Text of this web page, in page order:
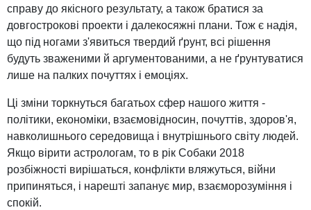
справу до якісного результату, а також братися за
довгострокові проекти і далекосяжні плани. Тож є надія,
що під ногами з'явиться твердий ґрунт, всі рішення
будуть зваженими й аргументованими, а не ґрунтуватися
лише на палких почуттях і емоціях.
Ці зміни торкнуться багатьох сфер нашого життя -
політики, економіки, взаємовідносин, почуттів, здоров'я,
навколишнього середовища і внутрішнього світу людей.
Якщо вірити астрологам, то в рік Собаки 2018
розбіжності вирішаться, конфлікти вляжуться, війни
припиняться, і нарешті запанує мир, взаєморозуміння і
спокій.